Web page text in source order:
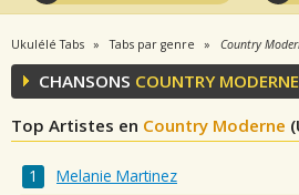
Ukulélé Tabs Tabs par genre Country
CHANSONS COUNTRY MODERNE
Top Artistes en Country Moderne
Melanie Martinez